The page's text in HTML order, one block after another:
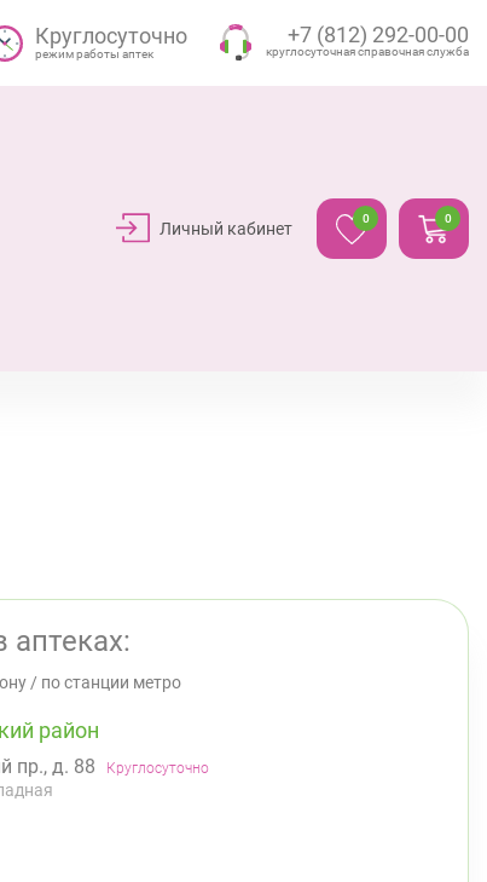
Круглосуточно
режим работы аптек
+7 (812) 292-00-00
круглосуточная справочная служба
Личный кабинет
0 0
аптеках:
/ по станции метро
район
пр., д. 88 Круглосуточно